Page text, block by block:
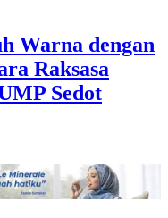
Warna dengan
Raksasa
Sedot